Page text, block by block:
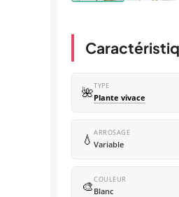
🌺TYPE
Plante vivace
💧 ARROSAGE
Variable
🎨COULEUR
Blanc